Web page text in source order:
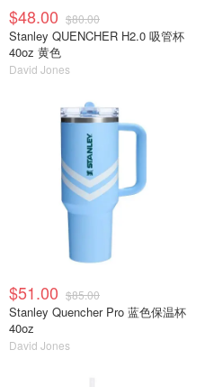
$48.00 $80.00
Stanley QUENCHER H2.0 吸管杯
40oz 黄色
David Jones
$51.00 $85.00
Stanley Quencher Pro 蓝色保温杯
40oz
David Jones